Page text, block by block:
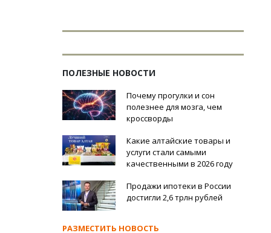
ПОЛЕЗНЫЕ НОВОСТИ
Почему прогулки и сон
полезнее для мозга, чем
кроссворды
Какие алтайские товары и
услуги стали самыми
качественными в 2026 году
Продажи ипотеки в России
достигли 2,6 трлн рублей
РАЗМЕСТИТЬ НОВОСТЬ